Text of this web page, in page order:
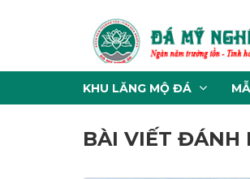
KHU LĂNG MỘ ĐÁ
BÀI VIẾT ĐÁNH